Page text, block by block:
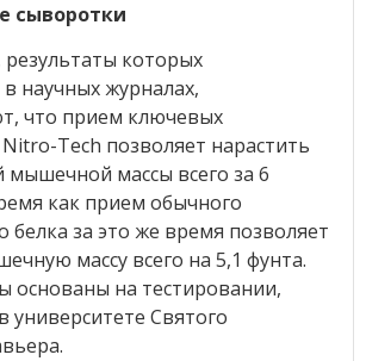
сыворотки
которых
научных журналах,
что прием ключевых
Tech позволяет нарастить
мышечной массы всего за 6
как прием обычного
белка за это же время позволяет
массу всего на 5,1 фунта.
основаны на тестировании,
университете Святого